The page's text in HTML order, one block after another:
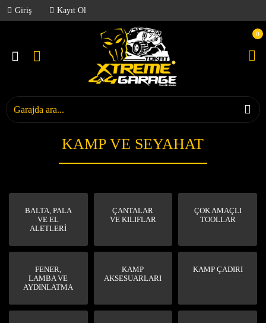
Giriş Kayıt Ol
0
KAMP VE SEYAHAT
BALTA, PALA
VE EL
ALETLERİ
ÇANTALAR
VE KILIFLAR
ÇOK AMAÇLI
TOOLLAR
FENER,
LAMBA VE
AYDINLATMA
KAMP
AKSESUARLARI
KAMP ÇADIRI